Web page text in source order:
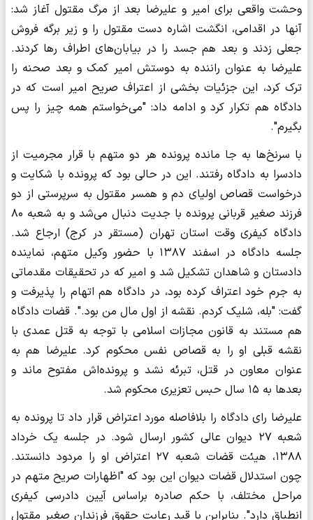
وحشت واقعی برای امیر و علیرضا بعد از مرگ مقتول آغاز شد:
آنها در اقدامی، انگشت اشاره دست مقتول را و زیر برگه فروش
جعلی زدند و بعد هم جسد را در بیابان‌های اطراف رها کردند.
علیرضا به عنوان راننده به دوستش امیر کمک و بعد صحنه را
ترک کرد، این جزئیات بخشی از اعتراف صریح امیر است که در
دادگاه هم تکرار کرد و ادامه داد: "می‌خواستم همه چیز را پس
بگیرم".
با سرنخ‌ها به جا مانده پرونده هر دو متهم با قرار مجرمیت از
دادسرا به دادگاه رفتند. این در حالی بود که پرونده با شکایت و
درخواست قصاص اولیای دم و همسر مقتول به سرپرستی از دو
فرزند صغیر قربانی پرونده با جدیت دنبال می‌شد و به شعبه ۸۰
دادگاه کیفری وقت استان تهران (مستقر در کرج) ارجاع شد.
جلسه دادگاه در اسفند ۱۳۸۷ با حضور وکیل متهم، نماینده
دادستان و شاهدان تشکیل شد و امیر که در تحقیقات مقدماتی
به جرم خود اعتراف کرده بود، در دادگاه هم اتهام را پذیرفت و
گفت: "بله، شلیک کردم. نقشه از اول مال من بود.". قضات دادگاه
هم مستند به قانون مجازات اسلامی با توجه به قتل عمدی با
نقشه قبلی او را به قصاص نفس محکوم کرد. علیرضا هم به
عنوان معاون در قتل، تبرئه نشد و پرونده‌اش مفتوح ماند و
بعدها به ۱۵ سال حبس تعزیری محکوم شد.
علیرضا رای دادگاه را بلافاصله مورد اعتراض قرار داد تا پرونده به
شعبه ۲۷ دیوان عالی کشور ارسال شود. در جلسه یک خرداد
۱۳۸۸، هیئت قضات شعبه ۲۷ اعتراض او را مردود دانستند.
چون استدلال قضات دیوان این بود که "اظهارات صریح متهم در
مراحل مختلف، با حکم صادره براساس آیین دادرسی کیفری
انطباق دارد". بنابراین با قید رعایت حقوق فرزندان صغیر مقتول